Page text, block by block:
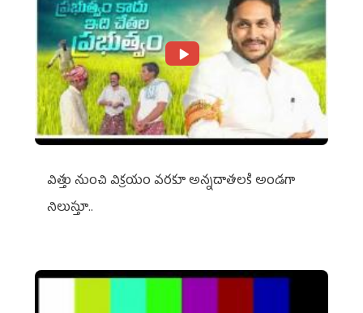
విత్తు నుంచి విక్రయం వరకూ అన్నదాతలకి అండగా
నిలుస్తూ..